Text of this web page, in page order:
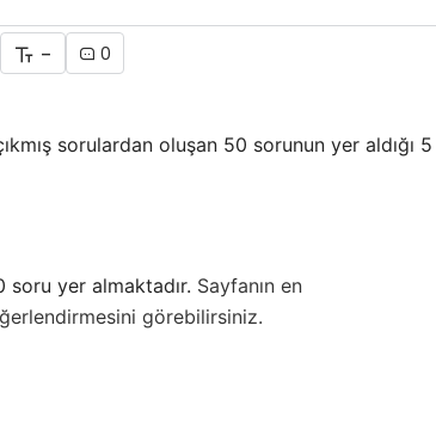
-
0
sorulardan oluşan 50 sorunun yer aldığı 5
soru yer almaktadır. Sayfanın en
görebilirsiniz.